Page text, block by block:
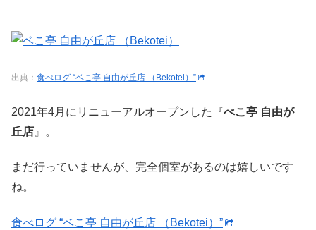
出典： 食べログ “ベこ亭 自由が丘店 （Bekotei）”
2021年4月にリニューアルオープンした『べこ亭 自由が
丘店 』。
まだ行っていませんが、完全個室があるのは嬉しいです
ね。
食べログ “ベこ亭 自由が丘店 （Bekotei）”